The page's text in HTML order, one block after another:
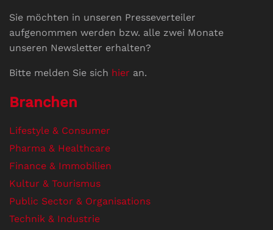
Sie möchten in unseren Presseverteiler
aufgenommen werden bzw. alle zwei Monate
unseren Newsletter erhalten?
Bitte melden Sie sich hier an.
Branchen
Lifestyle & Consumer
Pharma & Healthcare
Finance & Immobilien
Kultur & Tourismus
Public Sector & Organisations
Technik & Industrie